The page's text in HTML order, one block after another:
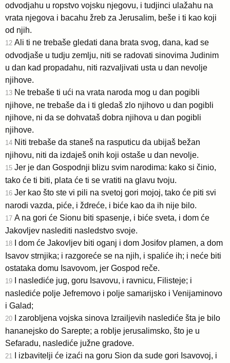
odvodjahu u ropstvo vojsku njegovu, i tudjinci ulažahu na
vrata njegova i bacahu žreb za Jerusalim, beše i ti kao koji
od njih.
12 Ali ti ne trebaše gledati dana brata svog, dana, kad se
odvodjaše u tudju zemlju, niti se radovati sinovima Judinim
u dan kad propadahu, niti razvaljivati usta u dan nevolje
njihove.
13 Ne trebaše ti ući na vrata naroda mog u dan pogibli
njihove, ne trebaše da i ti gledaš zlo njihovo u dan pogibli
njihove, ni da se dohvataš dobra njihova u dan pogibli
njihove.
14 Niti trebaše da staneš na rasputicu da ubijaš bežan
njihovu, niti da izdaješ onih koji ostaše u dan nevolje.
15 Jer je dan Gospodnji blizu svim narodima: kako si činio,
tako će ti biti, plata će ti se vratiti na glavu tvoju.
16 Jer kao što ste vi pili na svetoj gori mojoj, tako će piti svi
narodi vazda, piće, i ždreće, i biće kao da ih nije bilo.
17 A na gori će Sionu biti spasenje, i biće sveta, i dom će
Jakovljev naslediti nasledstvo svoje.
18
I dom će Jakovljev biti oganj i dom Josifov plamen, a dom
Isavov strnjika; i razgoreće se na njih, i spaliće ih; i neće biti
ostataka domu Isavovom, jer Gospod reče.
19
I naslediće jug, goru Isavovu, i ravnicu, Filisteje; i
naslediće polje Jefremovo i polje samarijsko i Venijaminovo
i Galad;
20
I zarobljena vojska sinova Izrailjevih naslediće šta je bilo
hananejsko do Sarepte; a roblje jerusalimsko, što je u
Sefaradu, naslediće južne gradove.
21 I izbavitelji će izaći na goru Sion da sude gori Isavovoj, i